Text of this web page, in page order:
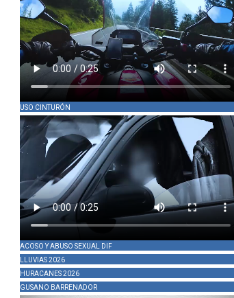
USO CINTURÓN
ACOSO Y ABUSO SEXUAL DIF
LLUVIAS 2026
HURACANES 2026
GUSANO BARRENADOR